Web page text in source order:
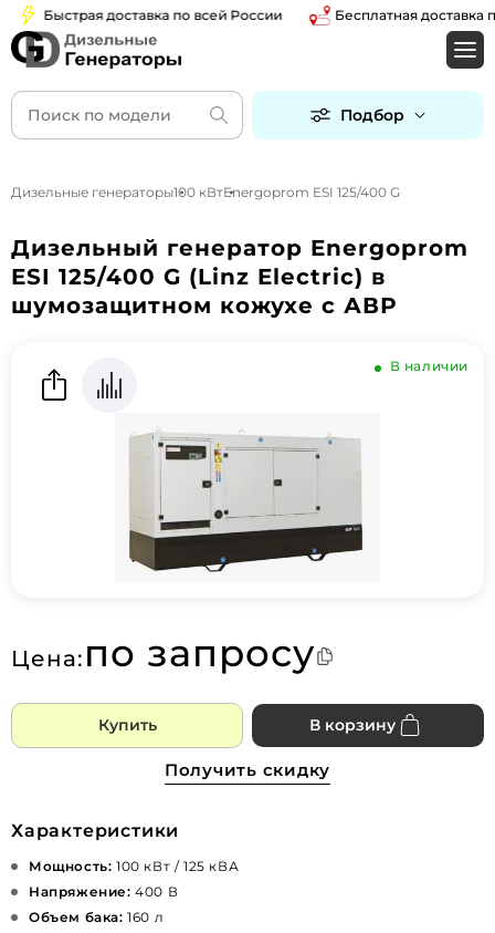
Быстрая доставка по всей России Бесплатная доставка по
Подбор
Дизельные генераторы100 кВтEnergoprom ESI 125/400 G
Дизельный генератор Energoprom
ESI 125/400 G (Linz Electric) в
шумозащитном кожухе с АВР
В наличии
Цена: по запросу
Купить В корзину
Получить скидку
Характеристики
Мощность: 100 кВт / 125 кВА
Напряжение: 400 В
Объем бака: 160 л